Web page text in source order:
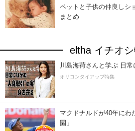
ペットと子供の仲良しシ
まとめ
eltha イチオ
川島海荷さんと学ぶ 日常
オリコンタイアップ特集
マクドナルドが40年にわ
園」